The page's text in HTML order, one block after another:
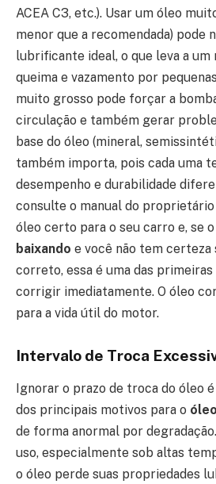
ACEA C3, etc.). Usar um óleo
menor que a recomendada) pode
lubrificante ideal, o que leva a
queima e vazamento por
muito grosso pode forçar a
circulação e também gerar
base do óleo (mineral,
também importa, pois cada uma
desempenho e durabilidade
consulte o manual do
óleo certo para o seu carro e, se o
baixando e você não tem certeza
correto, essa é uma das
corrigir imediatamente. O óleo
para a vida útil do motor.
Intervalo de Troca
Ignorar o prazo de troca do óleo
dos principais motivos para o
de forma anormal por
uso, especialmente sob altas
o óleo perde suas propriedades